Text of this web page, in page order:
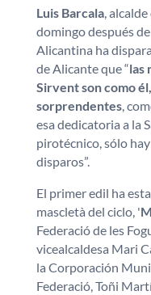
Luis Barcala,
domingo después
Alicantina ha
de Alicante que “las
Sirvent son como
sorprendentes,
esa dedicatoria a la
pirotécnico, sólo
disparos”.
El primer edil ha
mascletà del ciclo, '
Federació de les
vicealcaldesa Mari
la Corporación
Federació, Toñi